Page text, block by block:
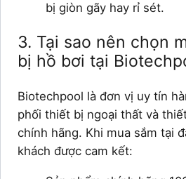
bị giòn gãy hay rỉ sét.
3. Tại sao nên chọn
bị hồ bơi tại
Biotechpool là đơn vị uy tín
phối thiết bị ngoại thất và
chính hãng. Khi mua sắm tại
khách được cam kết: